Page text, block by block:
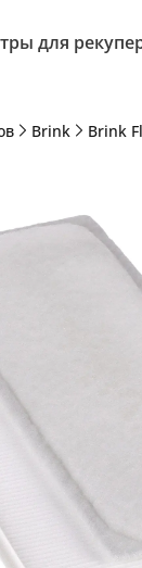
для
Brink Brink